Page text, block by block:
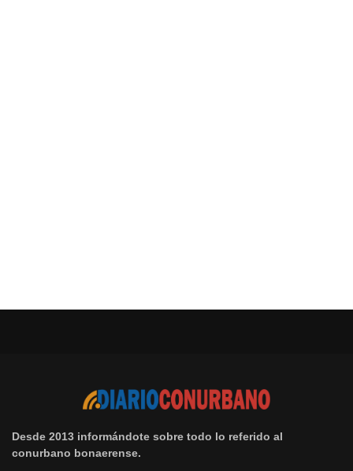
Desde 2013 informándote sobre todo lo referido al
conurbano bonaerense.